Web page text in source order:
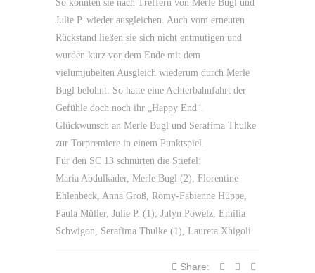
So konnten sie nach Treffern von Merle Bugl und
Julie P. wieder ausgleichen. Auch vom erneuten
Rückstand ließen sie sich nicht entmutigen und
wurden kurz vor dem Ende mit dem
vielumjubelten Ausgleich wiederum durch Merle
Bugl belohnt. So hatte eine Achterbahnfahrt der
Gefühle doch noch ihr „Happy End“.
Glückwunsch an Merle Bugl und Serafima Thulke
zur Torpremiere in einem Punktspiel.
Für den SC 13 schnürten die Stiefel:
Maria Abdulkader, Merle Bugl (2), Florentine
Ehlenbeck, Anna Groß, Romy-Fabienne Hüppe,
Paula Müller, Julie P. (1), Julyn Powelz, Emilia
Schwigon, Serafima Thulke (1), Laureta Xhigoli.
Share: